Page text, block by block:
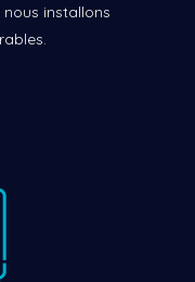
installons